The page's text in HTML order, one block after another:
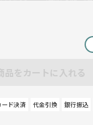
品をカートに入れる
ード決済 代金引換 銀行振込